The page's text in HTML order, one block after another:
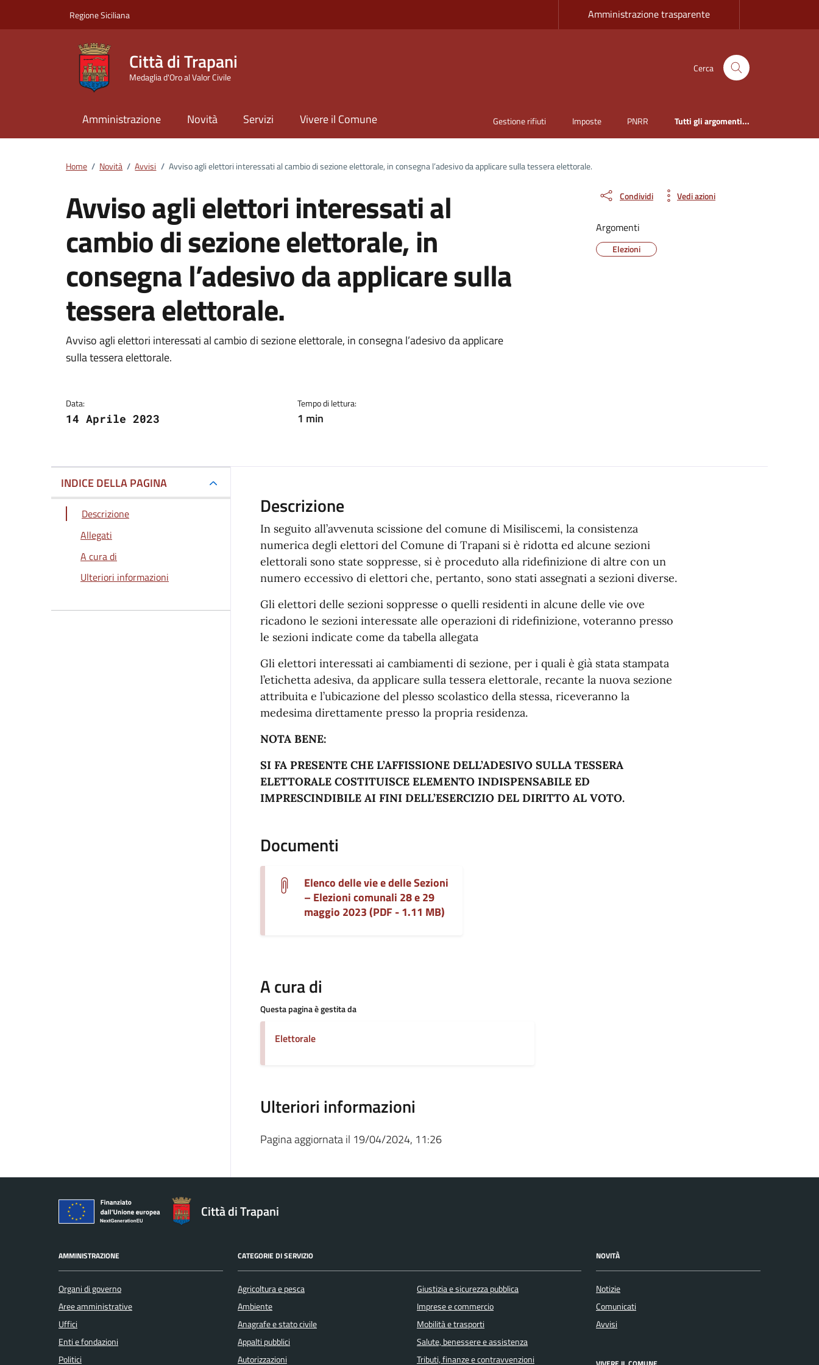
Regione Siciliana Amministrazione trasparente
Città di Trapani
Medaglia d'Oro al Valor Civile
Cerca
Amministrazione Novità Servizi Vivere il Comune Gestione rifiuti Imposte PNRR Tutti gli argomenti...
Home / Novità / Avvisi / Avviso agli elettori interessati al cambio di sezione elettorale, in consegna l’adesivo da applicare sulla tessera elettorale.
Avviso agli elettori interessati al
cambio di sezione elettorale, in
consegna l’adesivo da applicare sulla
tessera elettorale.
Dettagli della notizia
Avviso agli elettori interessati al cambio di sezione elettorale, in consegna l’adesivo da applicare
sulla tessera elettorale.
Data:
14 Aprile 2023
Tempo di lettura:
1 min
Condividi Vedi azioni
Argomenti
Elezioni
INDICE DELLA PAGINA
Descrizione
Allegati
A cura di
Ulteriori informazioni
Descrizione
In seguito all’avvenuta scissione del comune di Misiliscemi, la consistenza
numerica degli elettori del Comune di Trapani si è ridotta ed alcune sezioni
elettorali sono state soppresse, si è proceduto alla ridefinizione di altre con un
numero eccessivo di elettori che, pertanto, sono stati assegnati a sezioni diverse.
Gli elettori delle sezioni soppresse o quelli residenti in alcune delle vie ove
ricadono le sezioni interessate alle operazioni di ridefinizione, voteranno presso
le sezioni indicate come da tabella allegata
Gli elettori interessati ai cambiamenti di sezione, per i quali è già stata stampata
l’etichetta adesiva, da applicare sulla tessera elettorale, recante la nuova sezione
attribuita e l’ubicazione del plesso scolastico della stessa, riceveranno la
medesima direttamente presso la propria residenza.
NOTA BENE:
SI FA PRESENTE CHE L’AFFISSIONE DELL’ADESIVO SULLA TESSERA
ELETTORALE COSTITUISCE ELEMENTO INDISPENSABILE ED
IMPRESCINDIBILE AI FINI DELL’ESERCIZIO DEL DIRITTO AL VOTO.
Documenti
Elenco delle vie e delle Sezioni
– Elezioni comunali 28 e 29
maggio 2023 (PDF - 1.11 MB)
A cura di
Questa pagina è gestita da
Elettorale
Ulteriori informazioni
Pagina aggiornata il 19/04/2024, 11:26
Città di Trapani
AMMINISTRAZIONE
Organi di governo
Aree amministrative
Uffici
Enti e fondazioni
Politici
CATEGORIE DI SERVIZIO
Agricoltura e pesca
Ambiente
Anagrafe e stato civile
Appalti pubblici
Autorizzazioni
Giustizia e sicurezza pubblica
Imprese e commercio
Mobilità e trasporti
Salute, benessere e assistenza
Tributi, finanze e contravvenzioni
NOVITÀ
Notizie
Comunicati
Avvisi